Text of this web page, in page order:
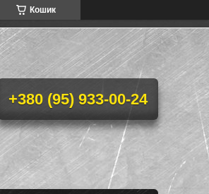
Кошик
+380 (95) 933-00-24